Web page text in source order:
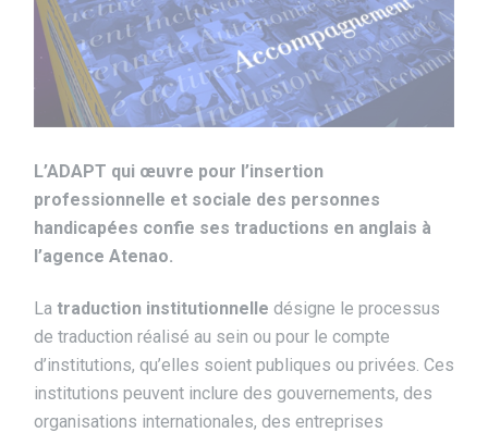
L’ADAPT qui œuvre pour l’insertion
professionnelle et sociale des personnes
handicapées confie ses traductions en anglais à
l’agence Atenao.
La traduction institutionnelle désigne le processus
de traduction réalisé au sein ou pour le compte
d’institutions, qu’elles soient publiques ou privées. Ces
institutions peuvent inclure des gouvernements, des
organisations internationales, des entreprises